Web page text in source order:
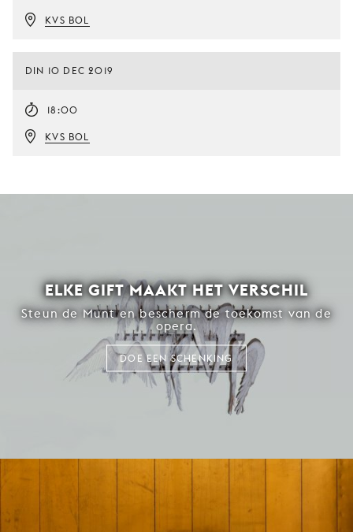
KVS BOL
DIN 10 DEC 2019
18:00
KVS BOL
ELKE GIFT MAAKT HET VERSCHIL
Steun de Munt en bescherm de toekomst van de
opera.
DOE EEN SCHENKING